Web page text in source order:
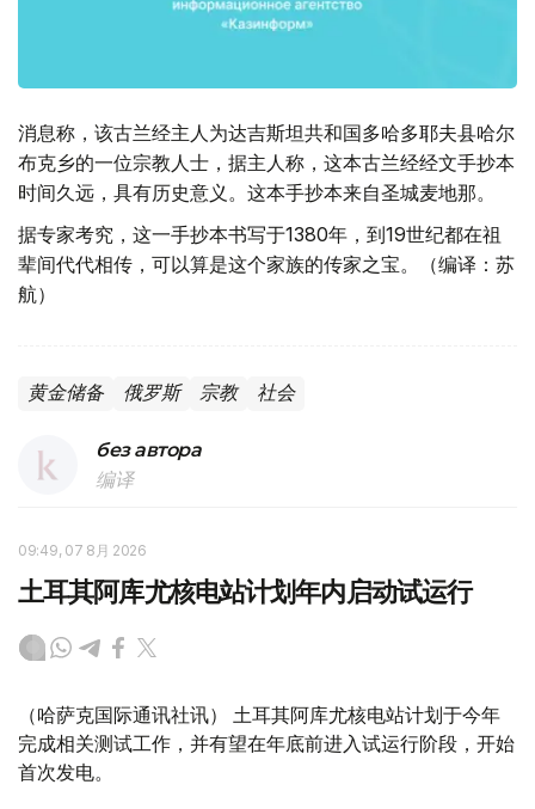
消息称，该古兰经主人为达吉斯坦共和国多哈多耶夫县哈尔
布克乡的一位宗教人士，据主人称，这本古兰经经文手抄本
时间久远，具有历史意义。这本手抄本来自圣城麦地那。
据专家考究，这一手抄本书写于1380年，到19世纪都在祖
辈间代代相传，可以算是这个家族的传家之宝。（编译：苏
航）
黄金储备 俄罗斯 宗教 社会
без автора
编译
09:49, 07 8月 2026
土耳其阿库尤核电站计划年内启动试运行
（哈萨克国际通讯社讯） 土耳其阿库尤核电站计划于今年
完成相关测试工作，并有望在年底前进入试运行阶段，开始
首次发电。